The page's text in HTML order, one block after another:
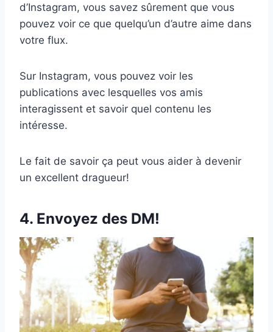
d’Instagram, vous savez sûrement que vous
pouvez voir ce que quelqu’un d’autre aime dans
votre flux.
Sur Instagram, vous pouvez voir les
publications avec lesquelles vos amis
interagissent et savoir quel contenu les
intéresse.
Le fait de savoir ça peut vous aider à devenir
un excellent dragueur!
4. Envoyez des DM!